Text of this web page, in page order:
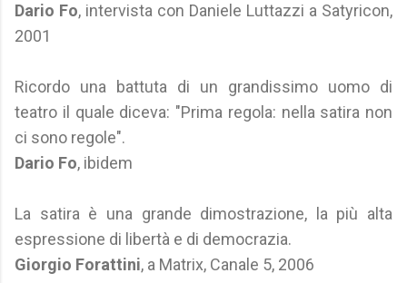
Dario Fo, intervista con Daniele Luttazzi a Satyricon,
2001
Ricordo una battuta di un grandissimo uomo di
teatro il quale diceva: "Prima regola: nella satira non
ci sono regole".
Dario Fo, ibidem
La satira è una grande dimostrazione, la più alta
espressione di libertà e di democrazia.
Giorgio Forattini, a Matrix, Canale 5, 2006